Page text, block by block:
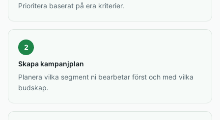
Prioritera baserat på era kriterier.
2
Skapa kampanjplan
Planera vilka segment ni bearbetar först och med vilka
budskap.